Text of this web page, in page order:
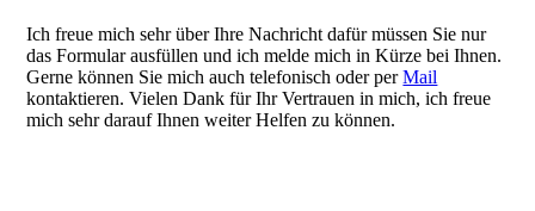
Ich freue mich sehr über Ihre Nachricht dafür müssen Sie nur
das Formular ausfüllen und ich melde mich in Kürze bei Ihnen.
Gerne können Sie mich auch telefonisch oder perMail
kontaktieren. Vielen Dank für Ihr Vertrauen in mich, ich freue
mich sehr darauf Ihnen weiter Helfen zu können.